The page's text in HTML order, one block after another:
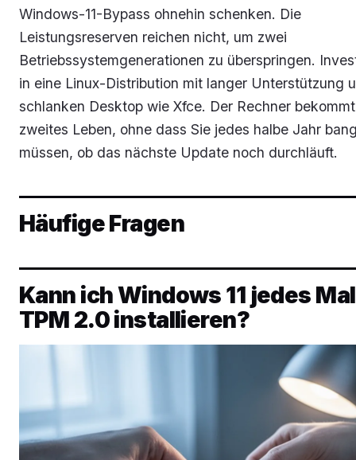
Windows-11-Bypass ohnehin schenken. Die
Leistungsreserven reichen nicht, um zwei
Betriebssystemgenerationen zu überspringen.
in eine Linux-Distribution mit langer Unterstützung
schlanken Desktop wie Xfce. Der Rechner
zweites Leben, ohne dass Sie jedes halbe Jahr
müssen, ob das nächste Update noch durchläuft.
Häufige Fragen
Kann ich Windows 11 jedes
TPM 2.0 installieren?